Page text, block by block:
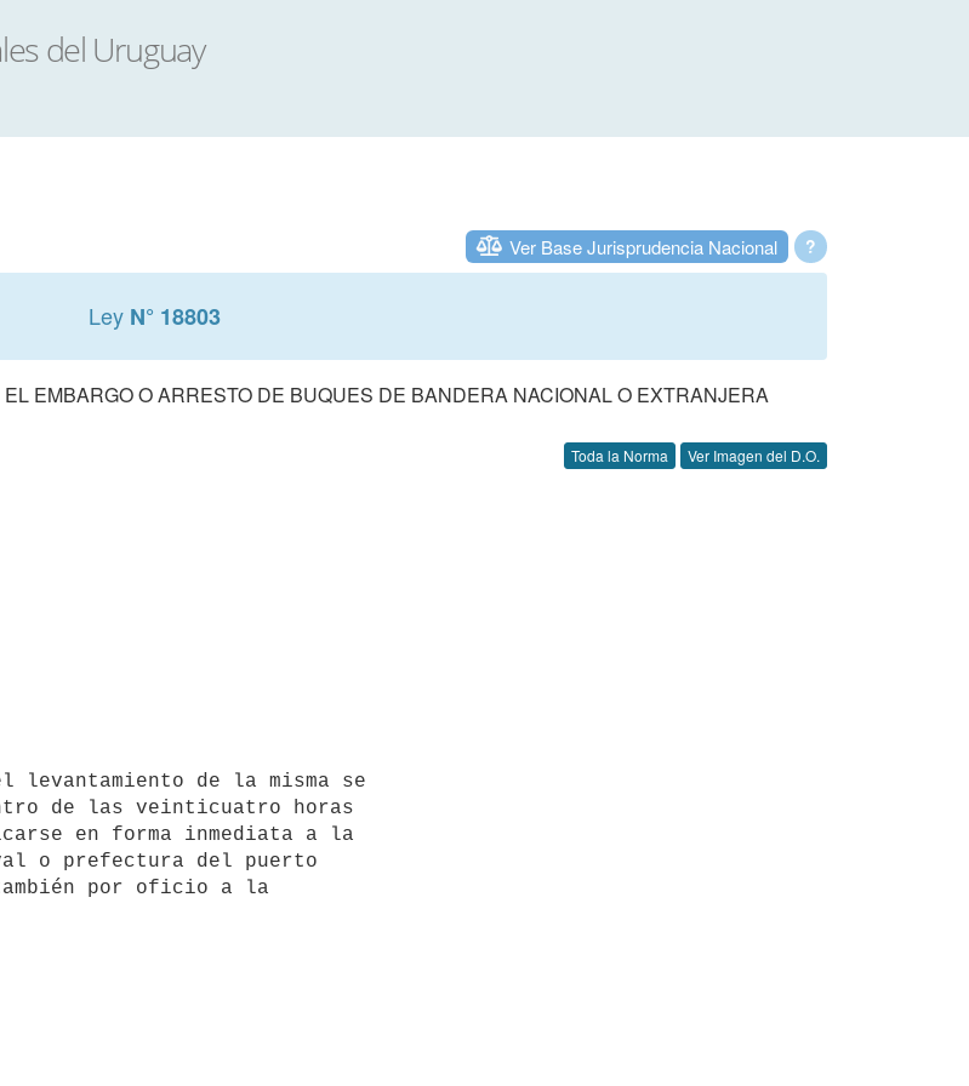
?
Ver Base Jurisprudencia Nacional
Ley N° 18803
EMBARGO O ARRESTO DE BUQUES DE BANDERA NACIONAL O EXTRANJERA
Toda la Norma Ver Imagen del D.O.
de las veinticuatro horas
en forma inmediata a la
o prefectura del puerto
también por oficio a la